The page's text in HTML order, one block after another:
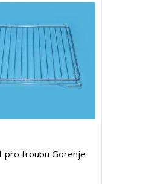
pro troubu Gorenje